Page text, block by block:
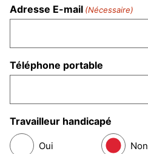
Adresse E-mail (Nécessaire)
Téléphone portable
Travailleur handicapé
Oui Non